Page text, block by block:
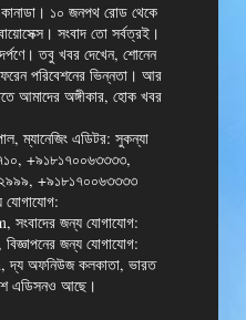
কানাডা। ১০ জনপথ রোড থেকে
সংবাদ তো সর্বত্রই।
তবু খবর দেখেন, শোনেন
পরিবেশনের ভিন্নতা। আর
আমাদের অঙ্গীকার, হোক খবর
ম্যানেজিং এডিটর: সুকন্যা
+৯১৮১৭০০৬৩৩৩৩,
+৯১৮১৭০০৬৩৩৩৩
যোগাযোগ:
জন্য যোগাযোগ:
জন্য যোগাযোগ:
অফনিউজ কলকাতা, ভারত
এডিসনও আছে।